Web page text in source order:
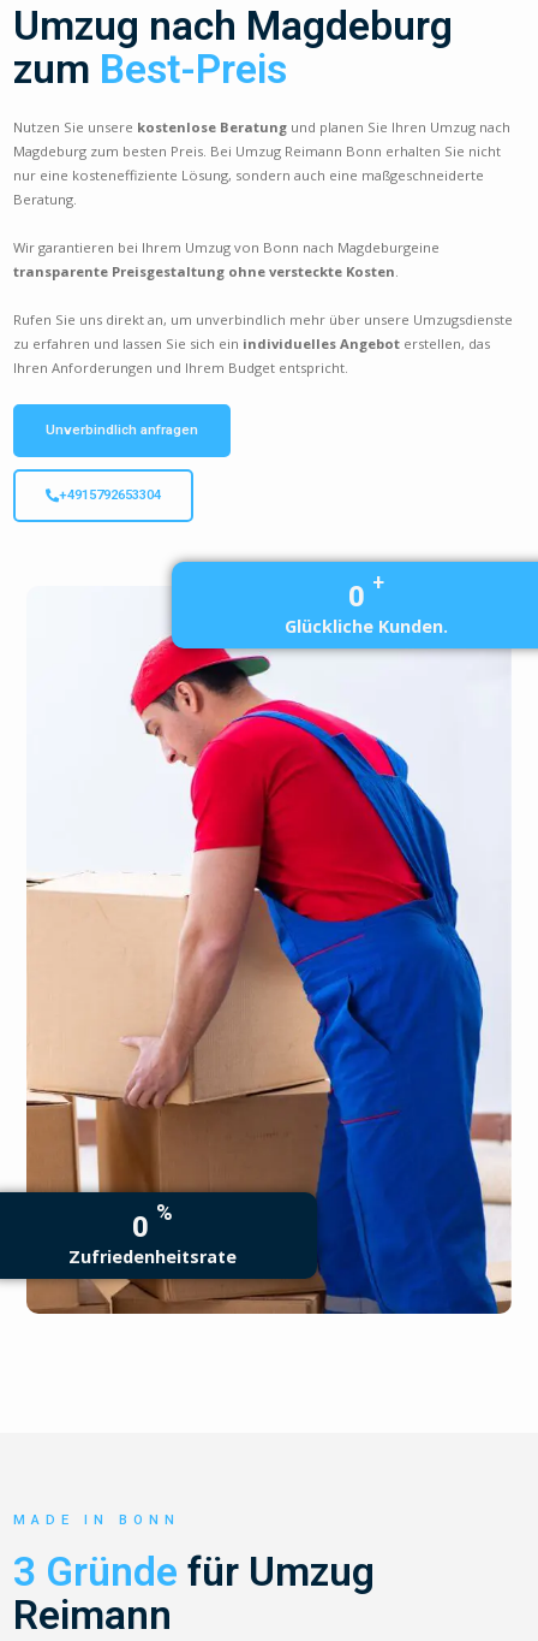
Umzug nach Magdeburg
zum Best-Preis
Nutzen Sie unsere kostenlose Beratung und planen Sie Ihren Umzug nach
Magdeburg zum besten Preis. Bei Umzug Reimann Bonn erhalten Sie nicht
nur eine kosteneffiziente Lösung, sondern auch eine maßgeschneiderte
Beratung.
Wir garantieren bei Ihrem Umzug von Bonn nach Magdeburgeine
transparente Preisgestaltung ohne versteckte Kosten
Rufen Sie uns direkt an, um unverbindlich mehr über unsere Umzugsdienste
zu erfahren und lassen Sie sich ein individuelles Angebot erstellen, das
Ihren Anforderungen und Ihrem Budget entspricht.
Unverbindlich anfragen
+4915792653304
0 +
Glückliche Kunden.
0 %
Zufriedenheitsrate
MADE IN BONN
3 Gründe für Umzug
Reimann